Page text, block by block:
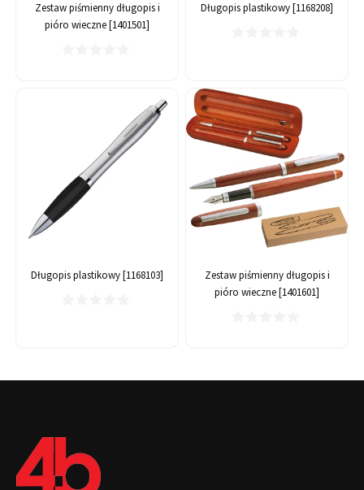
Zestaw piśmienny długopis i
pióro wieczne [1401501]
Długopis plastikowy [1168208]
Długopis plastikowy [1168103]
Zestaw piśmienny długopis i
pióro wieczne [1401601]